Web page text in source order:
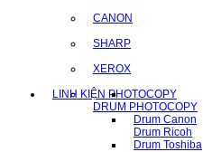
CANON
SHARP
XEROX
LINH KIỆN PHOTOCOPY
DRUM PHOTOCOPY
Drum Canon
Drum Ricoh
Drum Toshiba